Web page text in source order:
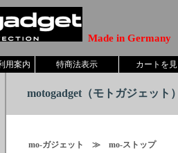
Made in Germany
用案内 特商法表示 カートを
motogadget （モトガジェッ
mo-ガジェット ≫ mo-ストッ